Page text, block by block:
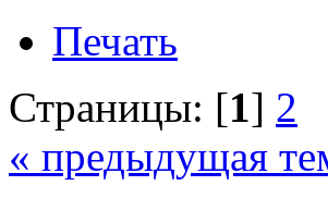
Печать
Страницы: [1] 2
« предыдущая